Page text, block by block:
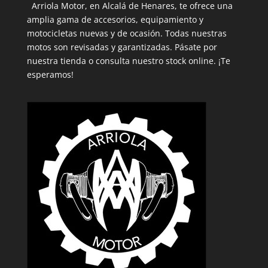
Arriola Motor, en Alcalá de Henares, te ofrece una
amplia gama de accesorios, equipamiento y
motocicletas nuevas y de ocasión. Todas nuestras
motos son revisadas y garantizadas. Pásate por
nuestra tienda o consulta nuestro stock online. ¡Te
esperamos!